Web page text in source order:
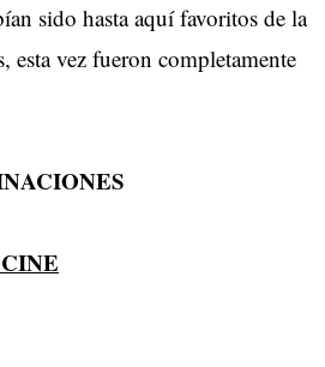
sido hasta aquí favoritos de la
esta vez fueron completamente